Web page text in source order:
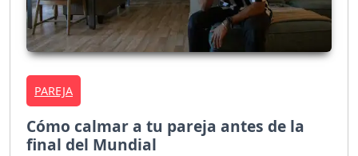
PAREJA
Cómo calmar a tu pareja antes de la
final del Mundial